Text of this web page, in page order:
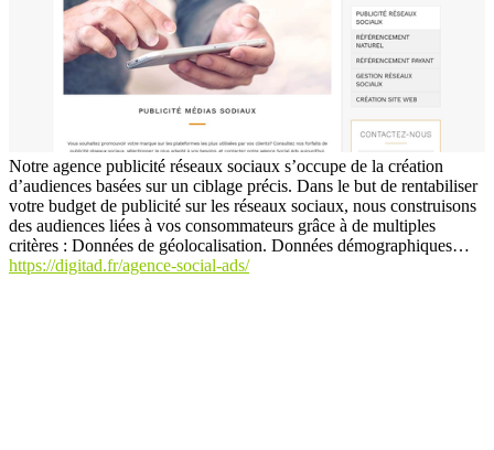
Notre agence publicité réseaux sociaux s’occupe de la création
d’audiences basées sur un ciblage précis. Dans le but de rentabiliser
votre budget de publicité sur les réseaux sociaux, nous construisons
des audiences liées à vos consommateurs grâce à de multiples
critères : Données de géolocalisation. Données démographiques…
https://digitad.fr/agence-social-ads/